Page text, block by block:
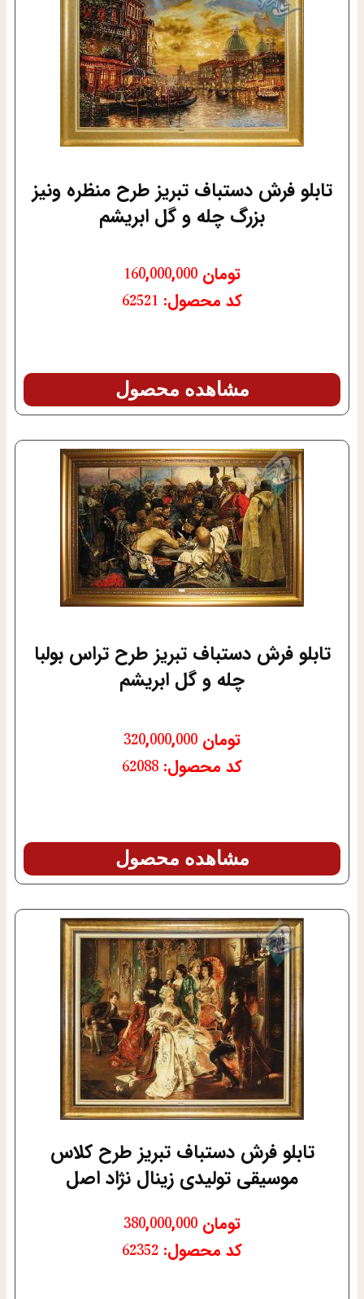
تابلو فرش دستباف تبریز طرح منظره ونیز
بزرگ چله و گل ابریشم
تومان
کد محصول: 62521
مشاهده محصول
تابلو فرش دستباف تبریز طرح تراس بولبا
چله و گل ابریشم
تومان
کد محصول: 62088
مشاهده محصول
تابلو فرش دستباف تبریز طرح کلاس
موسیقی تولیدی زینال نژاد اصل
تومان
کد محصول: 62352